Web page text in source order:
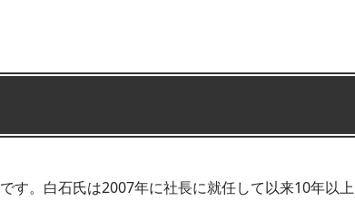
す。白石氏は2007年に社長に就任して以来10年以上